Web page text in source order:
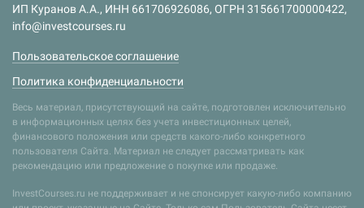
ИП Куранов А.А., ИНН 661706926086, ОГРН 315661700000422,
info@investcourses.ru
Пользовательское соглашение
Политика конфиденциальности
Весь материал, присутствующий на сайте, подготовлен исключительно
в информационных целях без учета инвестиционных целей,
финансового положения или средств какого-либо конкретного
пользователя Сайта. Материал не следует рассматривать как
рекомендацию или предложение о покупке или продаже.
InvestCourses.ru не поддерживает и не спонсирует какую-либо компанию